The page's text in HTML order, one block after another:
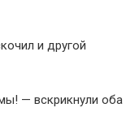
и другой
— вскрикнули оба